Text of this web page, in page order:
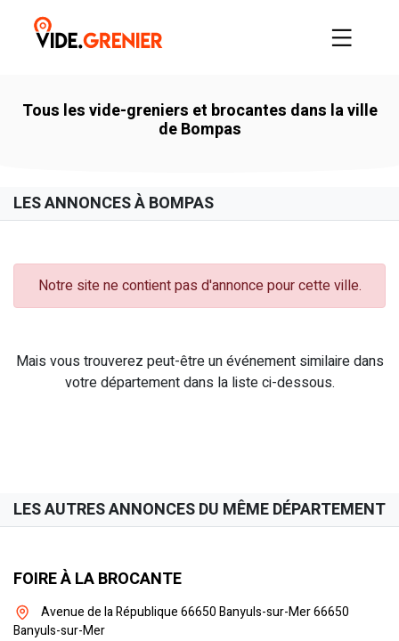
Tous les vide-greniers et brocantes dans la ville
de Bompas
LES ANNONCES À BOMPAS
Notre site ne contient pas d'annonce pour cette ville.
Mais vous trouverez peut-être un événement similaire dans
votre département dans la liste ci-dessous.
LES AUTRES ANNONCES DU MÊME DÉPARTEMENT
FOIRE À LA BROCANTE
Avenue de la République 66650 Banyuls-sur-Mer 66650
Banyuls-sur-Mer